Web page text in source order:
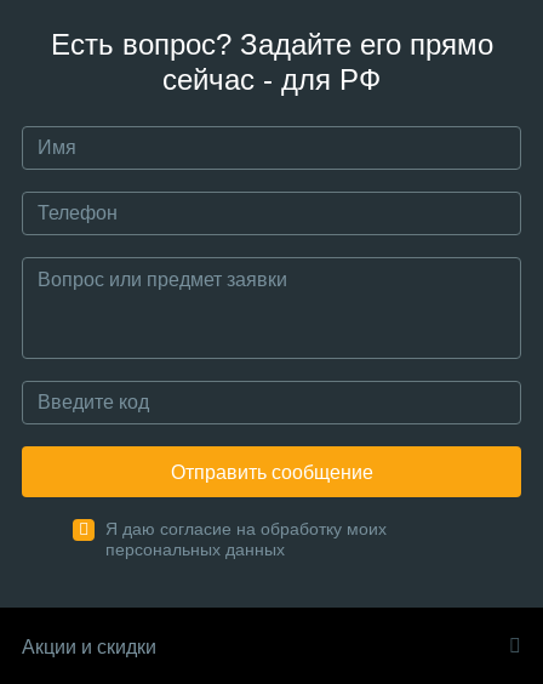
Есть вопрос? Задайте его прямо
сейчас - для РФ
Отправить сообщение
Я даю согласие на обработку моих
персональных данных
Акции и скидки